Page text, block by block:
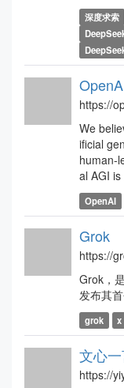
深度求索
https://
We
ificial
human-
al AGI
OpenAI
Grok
https://
Grok，
发布其
grok x
文心
https://